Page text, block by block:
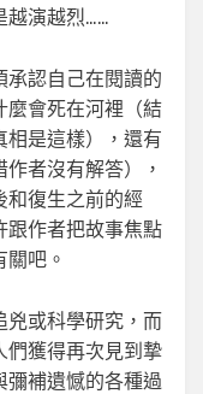
越演越烈……
承認自己在閱讀的
麼會死在河裡（結
相是這樣），還有
者沒有解答），
和復生之前的經
跟作者把故事焦點
吧。
兇或科學研究，而
們獲得再次見到摯
彌補遺憾的各種過